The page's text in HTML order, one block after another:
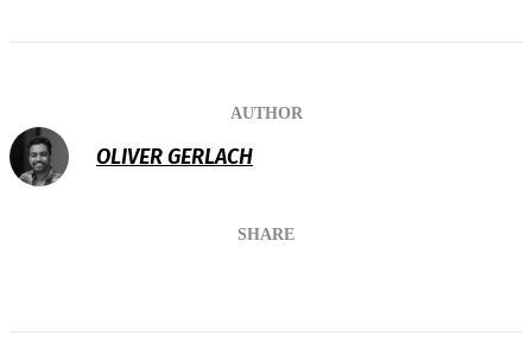
AUTHOR
OLIVER GERLACH
SHARE